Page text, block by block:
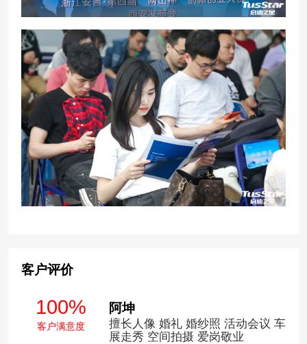
客户评价
100%
客户满意度
阿坤
擅长人像 婚礼 婚纱照 活动会议 车
展走秀 空间拍摄 爱岗敬业